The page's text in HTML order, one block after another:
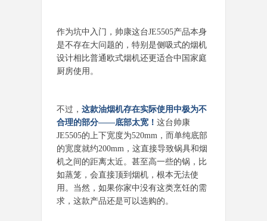
作为坑中入门，帅康这台JE5505产品本身
是不存在大问题的，特别是侧吸式的烟机
设计相比普通欧式烟机还更适合中国家庭
厨房使用。
不过， 这款油烟机存在实际使用中极为不
合理的部分——底部太宽！ 这台帅康
JE5505的上下宽度为520mm，而单纯底部
的宽度就约200mm，这直接导致锅具和烟
机之间的距离太近。甚至高一些的锅，比
如蒸笼，会直接顶到烟机，根本无法使
用。当然，如果你家中没有这类烹饪的需
求，这款产品还是可以选购的。